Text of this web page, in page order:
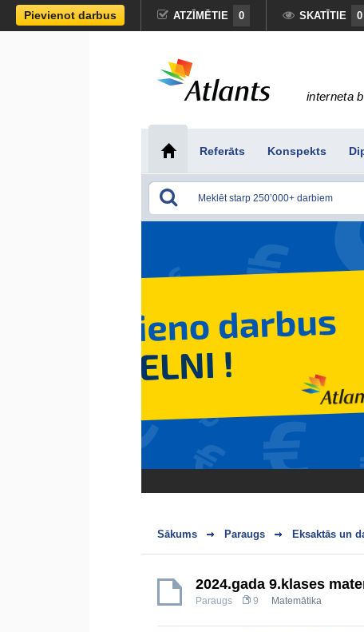
Pievienot darbus ATZĪMĒTIE 0 SKATĪTIE 0
interneta
Referāts Konspekts
Sākums Paraugs Eksaktās un
2024.gada 9.klases
Paraugs 9 Matemātika